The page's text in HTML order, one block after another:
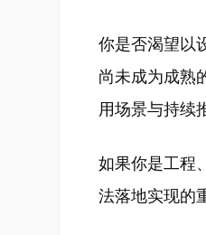
你是否渴望以
尚未成为成熟
用场景与持续
如果你是工程
法落地实现的